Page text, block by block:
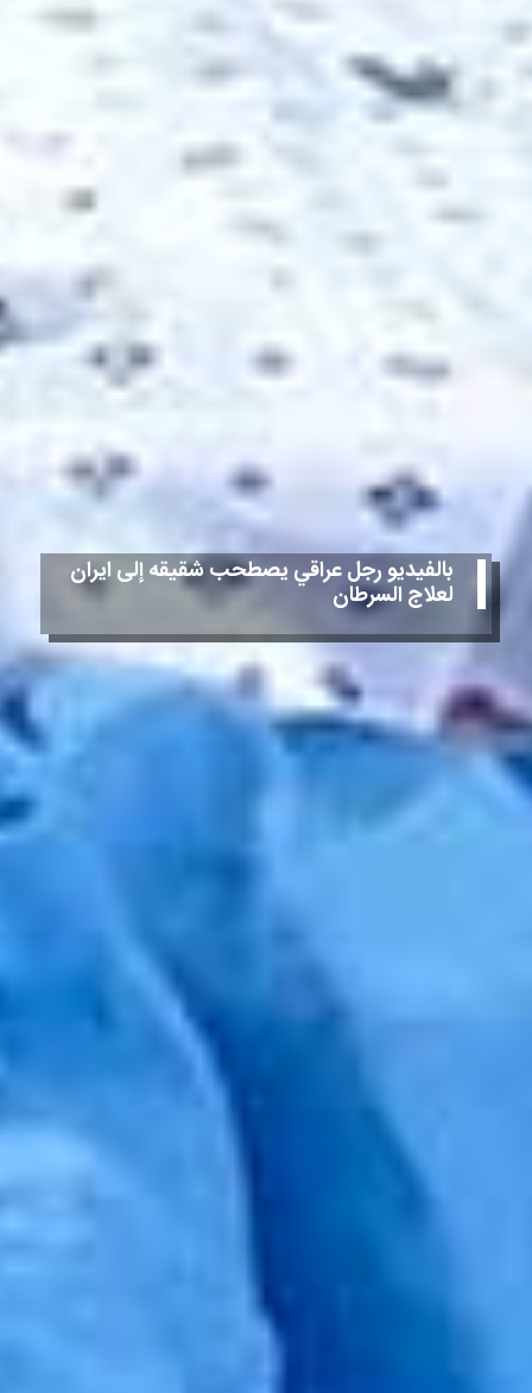
بالفيديو رجل عراقي يصطحب شقيقه إلى ايران
لعلاج السرطان